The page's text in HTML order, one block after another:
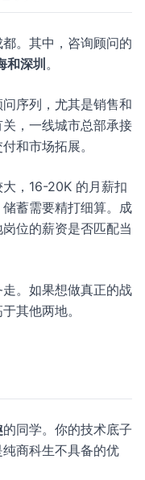
。其中，咨询顾问的
和深圳 。
序列，尤其是销售和
，一线城市总部承接
和市场拓展。
，16-20K 的月薪扣
蓄需要精打细算。成
位的薪资是否匹配当
。如果想做真正的战
其他两地。
的同学。你的技术底子
商科生不具备的优